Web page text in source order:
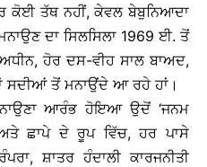
ਕੋਈ ਤੱਥ ਨਹੀਂ, ਕੇਵਲ ਬੇਬੁਨਿਆਦਾ
ਦਾ ਸਿਲਸਿਲਾ 1969 ਈ. ਤੋਂ
ਹੋਰ ਦਸ-ਵੀਹ ਸਾਲ ਬਾਅਦ,
ਸਦੀਆਂ ਤੋਂ ਮਨਾਉਂਦੇ ਆ ਰਹੇ ਹਾਂ।
ਆਰੰਭ ਹੋਇਆ ਉਦੋਂ ‘ਜਨਮ
ਅਤੇ ਛਾਪੇ ਦੇ ਰੂਪ ਵਿੱਚ, ਹਰ ਪਾਸੇ
ਸ਼ਾਤਰ ਹੰਦਾਲੀ ਕਾਰਜਨੀਤੀ